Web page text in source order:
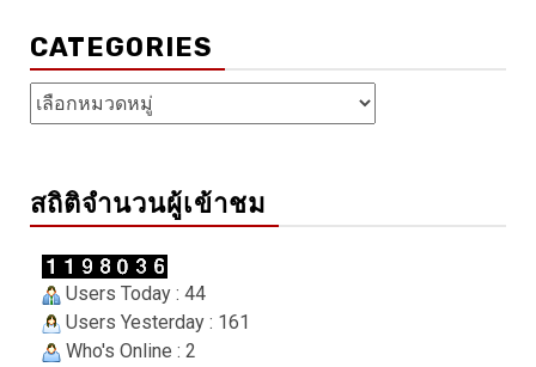
CATEGORIES
Categories
สถิติจำนวนผู้เข้าชม
Users Today : 44
Users Yesterday : 161
Who's Online : 2